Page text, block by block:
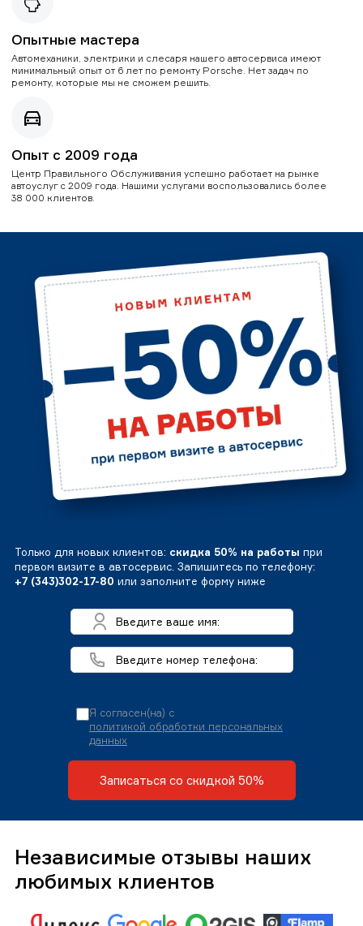
Опытные мастера
Автомеханики, электрики и слесаря нашего автосервиса имеют
минимальный опыт от 6 лет по ремонту Porsche. Нет задач по
ремонту, которые мы не сможем решить.
Опыт с 2009 года
Центр Правильного Обслуживания успешно работает на рынке
автоуслуг с 2009 года. Нашими услугами воспользовались более
38 000 клиентов.
Только для новых клиентов: скидка 50% на работы при
первом визите в автосервис. Запишитесь по телефону:
+7 (343)302-17-80 или заполните форму ниже
Я согласен(на) с
политикой обработки персональных
данных
Записаться со скидкой 50%
Независимые отзывы наших
любимых клиентов